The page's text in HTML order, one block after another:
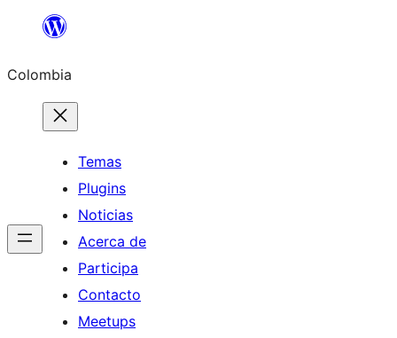
Saltar
contenido
Colombia
Temas
Plugins
Noticias
Acerca de
Participa
Contacto
Meetups